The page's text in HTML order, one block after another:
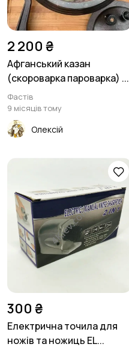
2 200 ₴
Афганський казан
(скороварка пароварка) ...
Фастів
9 місяців тому
Олексій
300 ₴
Електрична точила для
ножів та ножиць EL...